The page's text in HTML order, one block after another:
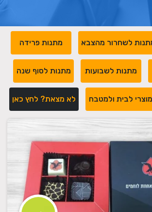
לשחרור מהצבא מתנות פרידה
מתנות לשבועות מתנות לסוף שנה
מוצרי לבית ולמטבח לא מצאת? לחץ כאן